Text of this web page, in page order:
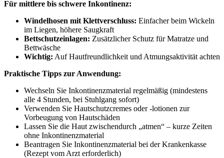
Für mittlere bis schwere Inkontinenz:
Windelhosen mit Klettverschluss: Einfacher beim Wickeln
im Liegen, höhere Saugkraft
Bettschutzeinlagen: Zusätzlicher Schutz für Matratze und
Bettwäsche
Wichtig: Auf Hautfreundlichkeit und Atmungsaktivität achten
Praktische Tipps zur Anwendung:
Wechseln Sie Inkontinenzmaterial regelmäßig (mindestens
alle 4 Stunden, bei Stuhlgang sofort)
Verwenden Sie Hautschutzcremes oder -lotionen zur
Vorbeugung von Hautschäden
Lassen Sie die Haut zwischendurch „atmen“ – kurze Zeiten
ohne Inkontinenzmaterial
Beantragen Sie Inkontinenzmaterial bei der Krankenkasse
(Rezept vom Arzt erforderlich)